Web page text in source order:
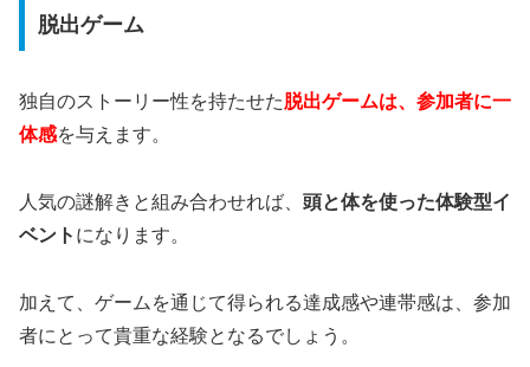
脱出ゲーム
独自のストーリー性を持たせた脱出ゲームは、参加者に一
体感を与えます。
人気の謎解きと組み合わせれば、 頭と体を使った体験型イ
ベント になります。
加えて、ゲームを通じて得られる達成感や連帯感は、参加
者にとって貴重な経験となるでしょう。